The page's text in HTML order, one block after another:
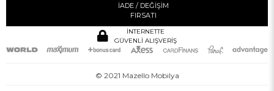
İADE / DEĞİŞİM
FIRSATI
İNTERNETTE
GÜVENLİ ALIŞVERİŞ
© 2021 Mazello Mobilya